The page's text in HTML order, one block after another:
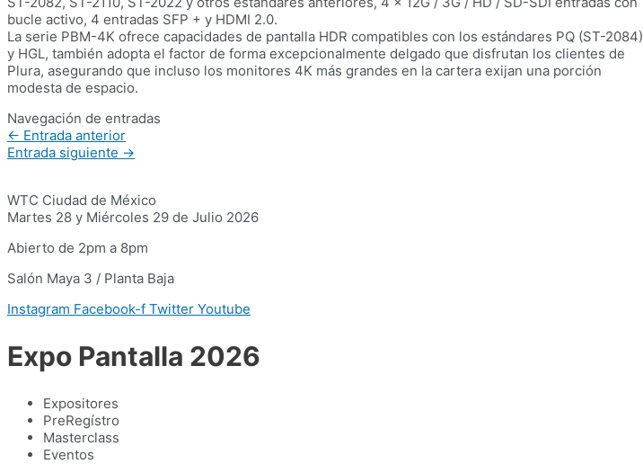
bucle activo, 4 entradas SFP + y HDMI 2.0.
La serie PBM-4K ofrece capacidades de pantalla HDR compatibles con los estándares PQ (ST-2084)
y HGL, también adopta el factor de forma excepcionalmente delgado que disfrutan los clientes de
Plura, asegurando que incluso los monitores 4K más grandes en la cartera exijan una porción
modesta de espacio.
Navegación de entradas
← Entrada anterior
Entrada siguiente →
WTC Ciudad de México
Martes 28 y Miércoles 29 de Julio 2026
Abierto de 2pm a 8pm
Salón Maya 3 / Planta Baja
Instagram Facebook-f Twitter Youtube
Expo Pantalla 2026
Expositores
PreRegístro
Masterclass
Eventos